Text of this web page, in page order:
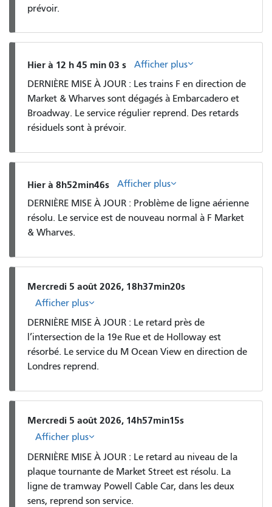
prévoir.
Hier à 12 h 45 min 03 s
Afficher plus
DERNIÈRE MISE À JOUR : Les trains F en direction de
Market & Wharves sont dégagés à Embarcadero et
Broadway. Le service régulier reprend. Des retards
résiduels sont à prévoir.
Hier à 8h52min46s
Afficher plus
DERNIÈRE MISE À JOUR : Problème de ligne aérienne
résolu. Le service est de nouveau normal à F Market
& Wharves.
Mercredi 5 août 2026, 18h37min20s
Afficher plus
DERNIÈRE MISE À JOUR : Le retard près de
l’intersection de la 19e Rue et de Holloway est
résorbé. Le service du M Ocean View en direction de
Londres reprend.
Mercredi 5 août 2026, 14h57min15s
Afficher plus
DERNIÈRE MISE À JOUR : Le retard au niveau de la
plaque tournante de Market Street est résolu. La
ligne de tramway Powell Cable Car, dans les deux
sens, reprend son service.